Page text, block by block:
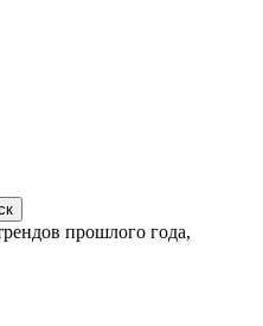
прошлого года,